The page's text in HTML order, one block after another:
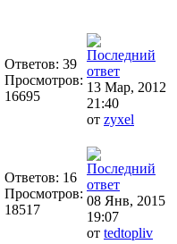
Ответов: 39
Просмотров:
16695
13 Мар, 2012
21:40
от zyxel
Ответов: 16
Просмотров:
18517
08 Янв, 2015
19:07
от tedtopliv